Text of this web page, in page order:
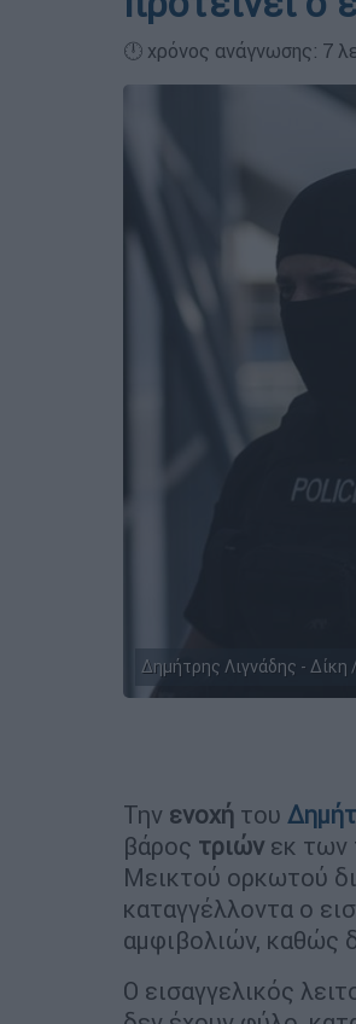
🕛 χρόνος ανάγνωσης: 7
Δημήτρης Λιγνάδης -
Την ενοχή του
βάρος τριών εκ των
Μεικτού ορκωτού
καταγγέλλοντα ο
αμφιβολιών, καθώς
Ο εισαγγελικός